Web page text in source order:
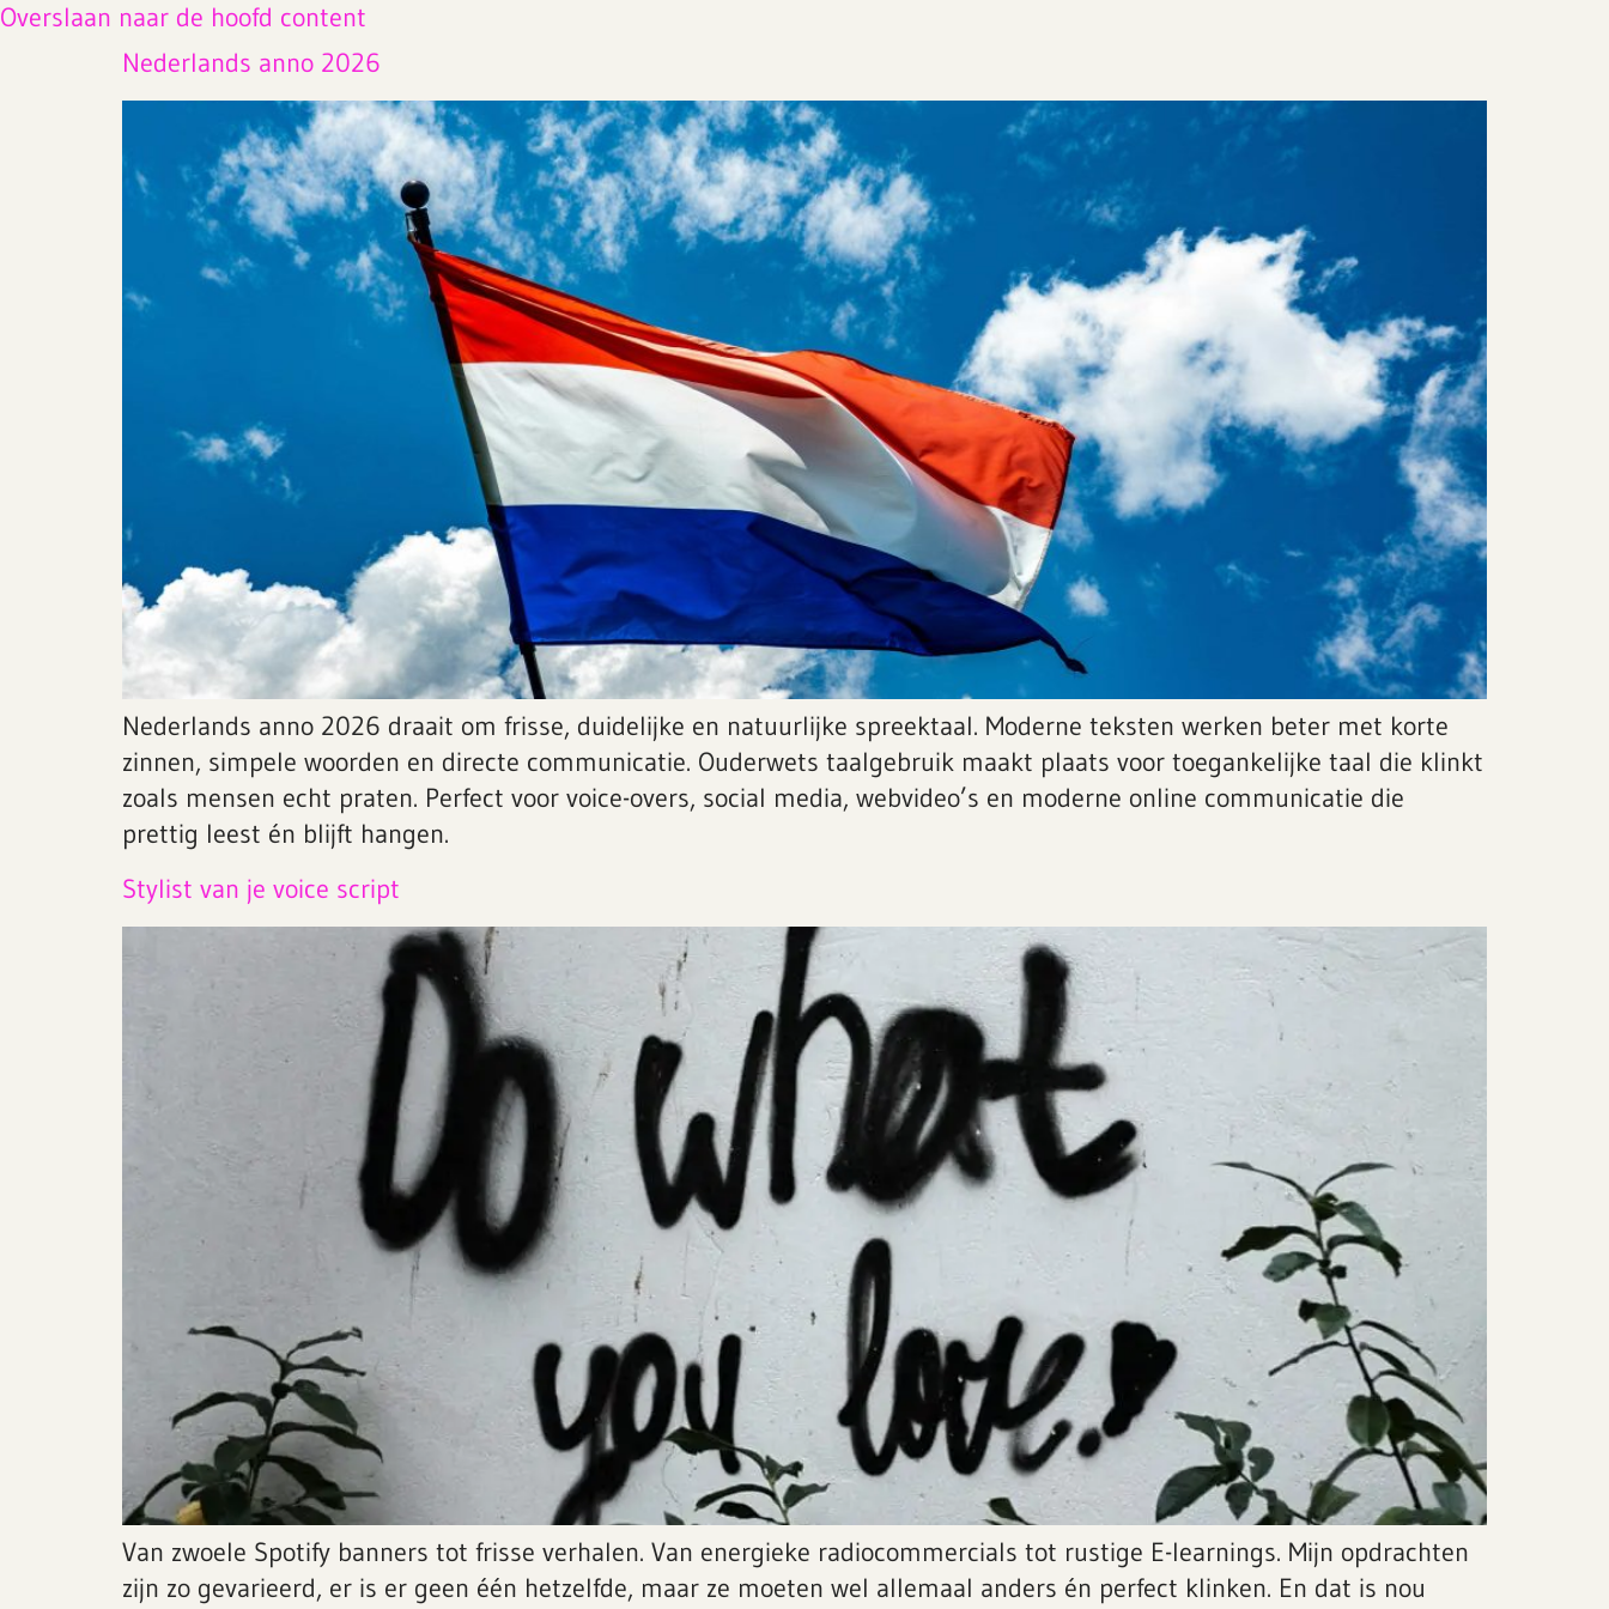
Overslaan naar de hoofd content
Nederlands anno 2026
Nederlands anno 2026 draait om frisse, duidelijke en natuurlijke spreektaal. Moderne teksten werken beter met korte
zinnen, simpele woorden en directe communicatie. Ouderwets taalgebruik maakt plaats voor toegankelijke taal die klinkt
zoals mensen echt praten. Perfect voor voice-overs, social media, webvideo’s en moderne online communicatie die
prettig leest én blijft hangen.
Stylist van je voice script
Van zwoele Spotify banners tot frisse verhalen. Van energieke radiocommercials tot rustige E-learnings. Mijn opdrachten
zijn zo gevarieerd, er is er geen één hetzelfde, maar ze moeten wel allemaal anders én perfect klinken. En dat is nou